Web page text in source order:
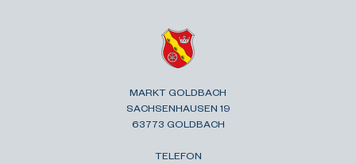
MARKT GOLDBACH
SACHSENHAUSEN 19
63773 GOLDBACH
TELEFON